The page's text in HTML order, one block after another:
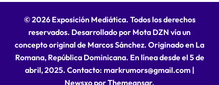
© 2026 Exposición Mediática. Todos los derechos
reservados. Desarrollado por Mota DZN vía un
concepto original de Marcos Sánchez. Originado en La
Romana, República Dominicana. En línea desde el 5 de
abril, 2025. Contacto: markrumors@gmail.com |
Newsxo porThemeansar.